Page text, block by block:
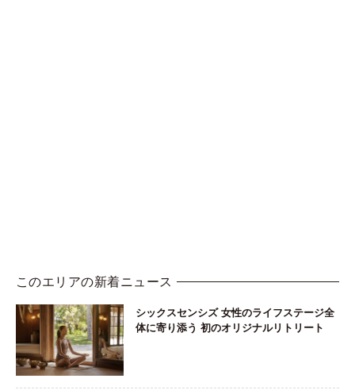
このエリアの新着ニュース
シックスセンシズ 女性のライフステージ全
体に寄り添う 初のオリジナルリトリート